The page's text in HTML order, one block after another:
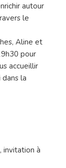
autour
le
Aline et
pour
accueillir
la
invitation à